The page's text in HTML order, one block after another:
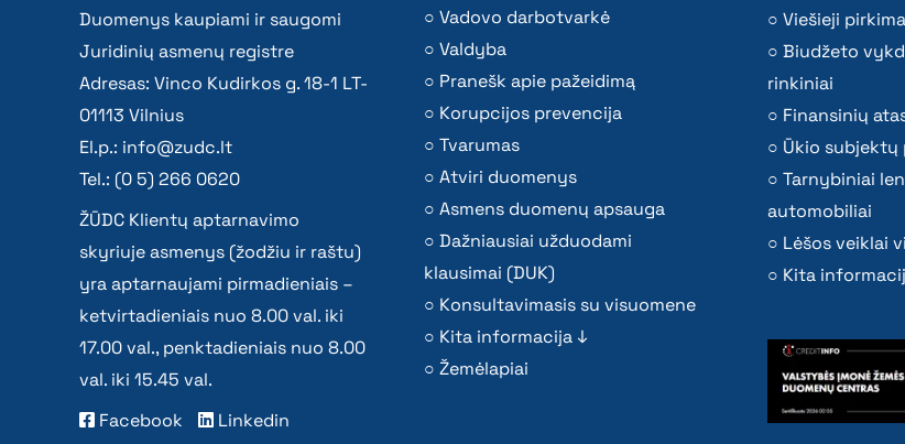
Duomenys kaupiami ir saugomi
Juridinių asmenų registre
Adresas: Vinco Kudirkos g. 18-1 LT-
01113 Vilnius
El.p.: info@zudc.lt
Tel.: (0 5) 266 0620
ŽŪDC Klientų aptarnavimo
skyriuje asmenys (žodžiu ir raštu)
yra aptarnaujami pirmadieniais –
ketvirtadieniais nuo 8.00 val. iki
17.00 val., penktadieniais nuo 8.00
val. iki 15.45 val.
Facebook
Linkedin
Vadovo darbotvarkė
Valdyba
Pranešk apie pažeidimą
Korupcijos prevencija
Tvarumas
Atviri duomenys
Asmens duomenų apsauga
Dažniausiai užduodami
klausimai (DUK)
Konsultavimasis su visuomene
Kita informacija ↓
Žemėlapiai
Viešieji
Biudžeto
rinkiniai
Finansinių
Ūkio subjektų
Tarnybiniai
automobiliai
Lėšos veiklai
Kita